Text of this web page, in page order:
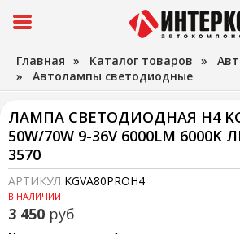
Главная » Каталог товаров »
» Автолампы светодиодные
ЛАМПА СВЕТОДИОДНАЯ H4
50W/70W 9-36V 6000LM 6000K
3570
АРТИКУЛ KGVA80PROH4
В НАЛИЧИИ
3 450 руб